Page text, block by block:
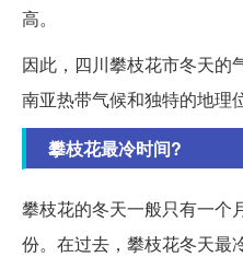
高。
因此，四川攀枝花市冬天的
南亚热带气候和独特的地理
攀枝花最冷时间?
攀枝花的冬天一般只有一个
份。在过去，攀枝花冬天最